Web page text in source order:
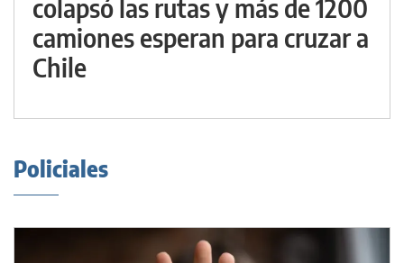
colapsó las rutas y más de 1200
camiones esperan para cruzar a
Chile
Policiales